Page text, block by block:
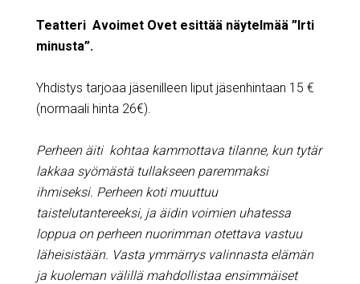
Teatteri Avoimet Ovet esittää näytelmää ”Irti
minusta”.
Yhdistys tarjoaa jäsenilleen liput jäsenhintaan 15 €
(normaali hinta 26€).
Perheen äiti kohtaa kammottava tilanne, kun tytär
lakkaa syömästä tullakseen paremmaksi
ihmiseksi. Perheen koti muuttuu
taistelutantereeksi, ja äidin voimien uhatessa
loppua on perheen nuorimman otettava vastuu
läheisistään. Vasta ymmärrys valinnasta elämän
ja kuoleman välillä mahdollistaa ensimmäiset